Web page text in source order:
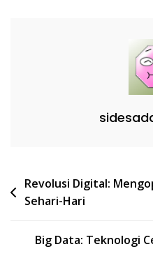
Post
navigation
Revolusi Digital:
Sehari-Hari
Big Data: Teknologi